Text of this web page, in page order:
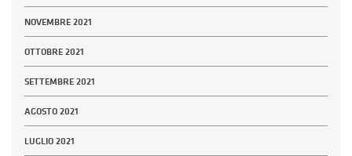
NOVEMBRE 2021
OTTOBRE 2021
SETTEMBRE 2021
AGOSTO 2021
LUGLIO 2021